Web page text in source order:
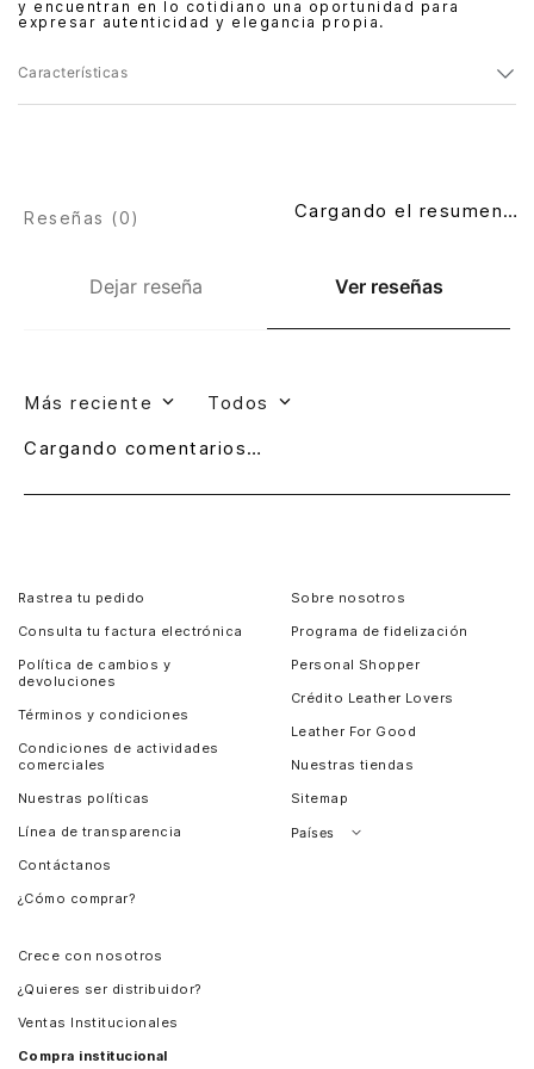
y encuentran en lo cotidiano una oportunidad para
expresar autenticidad y elegancia propia.
Características
Dejar reseña Ver reseñas
Reseñas (0) Cargando el resumen…
Más reciente Todos
Cargando comentarios…
Rastrea tu pedido
Consulta tu factura electrónica
Política de cambios y
devoluciones
Términos y condiciones
Condiciones de actividades
comerciales
Nuestras políticas
Línea de transparencia
Contáctanos
¿Cómo comprar?
Sobre nosotros
Programa de fidelización
Personal Shopper
Crédito Leather Lovers
Leather For Good
Nuestras tiendas
Sitemap
Países
Crece con nosotros
¿Quieres ser distribuidor?
Ventas Institucionales
Compra institucional